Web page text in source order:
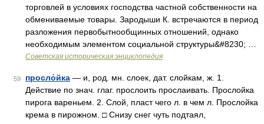
торговлей в условиях господства частной собственности на
обмениваемые товары. Зародыши К. встречаются в период
разложения первобытнообщинных отношений, однако
необходимым элементом социальной структуры&#8230; …
Советская историческая энциклопедия
59 просло́йка — и, род. мн. слоек, дат. слойкам, ж. 1.
Действие по знач. глаг. прослоить прослаивать. Прослойка
пирога вареньем. 2. Слой, пласт чего л. в чем л. Прослойка
крема в пирожном. □ Снизу снег чуть подтаял,